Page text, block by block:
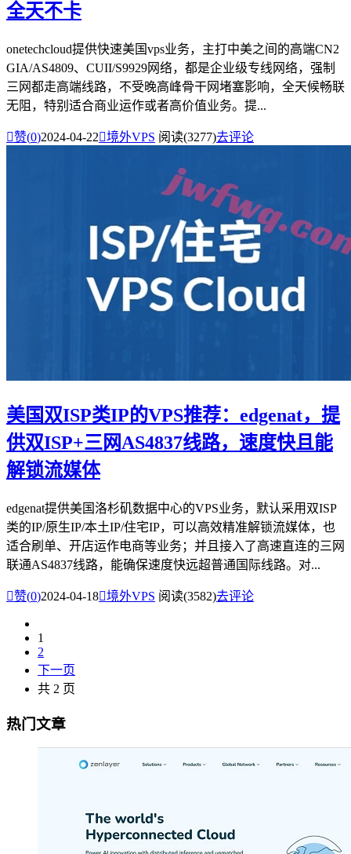
全天不卡
onetechcloud提供快速美国vps业务，主打中美之间的高端CN2
GIA/AS4809、CUII/S9929网络，都是企业级专线网络，强制
三网都走高端线路，不受晚高峰骨干网堵塞影响，全天候畅联
无阻，特别适合商业运作或者高价值业务。提...
赞(0)2024-04-22境外VPS 阅读(3277)去评论
美国双ISP类IP的VPS推荐：edgenat，提
供双ISP+三网AS4837线路，速度快且能
解锁流媒体
edgenat提供美国洛杉矶数据中心的VPS业务，默认采用双ISP
类的IP/原生IP/本土IP/住宅IP，可以高效精准解锁流媒体，也
适合刷单、开店运作电商等业务；并且接入了高速直连的三网
联通AS4837线路，能确保速度快远超普通国际线路。对...
赞(0)2024-04-18境外VPS 阅读(3582)去评论
1
2
下一页
共 2 页
热门文章